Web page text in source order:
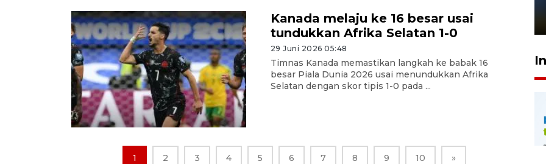
Kanada melaju ke 16 besar usai
tundukkan Afrika Selatan 1-0
29 Juni 2026 05:48
Timnas Kanada memastikan langkah ke babak 16
besar Piala Dunia 2026 usai menundukkan Afrika
Selatan dengan skor tipis 1-0 pada ...
1 2 3 4 5 6 7 8 9 10 »
1 Juni 2026 05:47